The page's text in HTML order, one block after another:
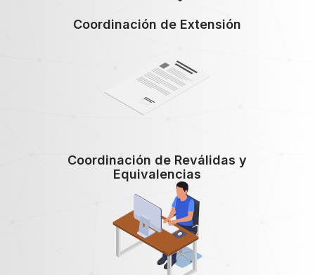
Coordinación de Extensión
Coordinación de Reválidas y
Equivalencias